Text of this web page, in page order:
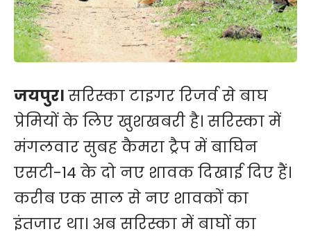
जयपुर।सरिस्का टाइगर रिजर्व से बाघ
प्रेमियों के लिए खुशखबरी है। सरिस्का में
मंगलवार सुबह कैमरा ट्रैप में बाघिन
एसटी-14 के दो नए शावक दिखाई दिए हैं।
करीब एक साल से नए शावकों का
इंतजार था। अब सरिस्का में बाघों का